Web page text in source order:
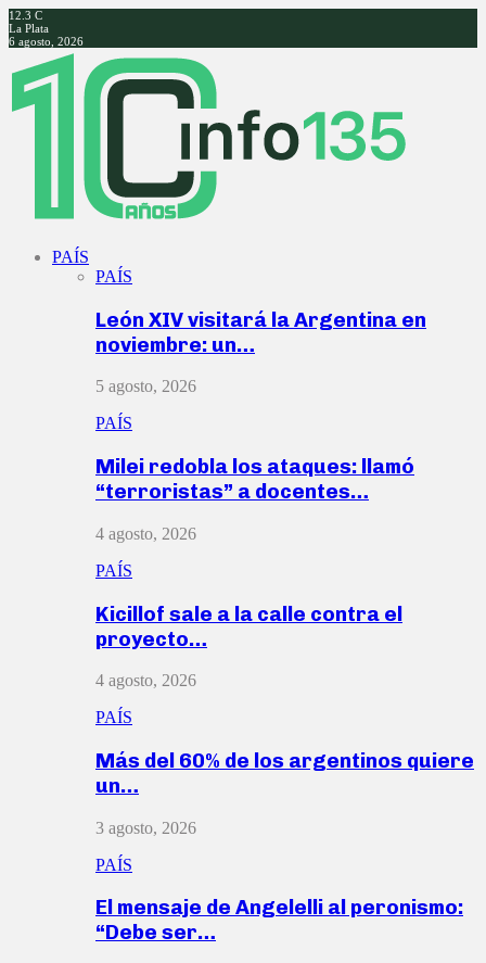
12.3 C
La Plata
6 agosto, 2026
Facebook
Twitter
Instagram
Youtube
PAÍS
PAÍS
León XIV visitará la Argentina en
noviembre: un…
5 agosto, 2026
PAÍS
Milei redobla los ataques: llamó
“terroristas” a docentes…
4 agosto, 2026
PAÍS
Kicillof sale a la calle contra el
proyecto…
4 agosto, 2026
PAÍS
Más del 60% de los argentinos quiere
un…
3 agosto, 2026
PAÍS
El mensaje de Angelelli al peronismo:
“Debe ser…